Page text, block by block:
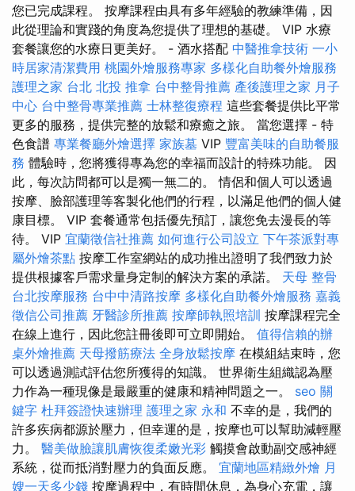
您已完成課程。 按摩課程由具有多年經驗的教練準備，因
此從理論和實踐的角度為您提供了理想的基礎。 VIP 水療
套餐讓您的水療日更美好。 - 酒水搭配 中醫推拿技術 一小
時居家清潔費用 桃園外燴服務專家 多樣化自助餐外燴服務
護理之家 台北 北投 推拿 台中整骨推薦 產後護理之家 月子
中心 台中整骨專業推薦 士林整復療程 這些套餐提供比平常
更多的服務，提供完整的放鬆和療癒之旅。 當您選擇 - 特
色食譜 專業餐廳外燴選擇 家族墓 VIP 豐富美味的自助餐服
務 體驗時，您將獲得專為您的幸福而設計的特殊功能。 因
此，每次訪問都可以是獨一無二的。 情侶和個人可以透過
按摩、臉部護理等客製化他們的行程，以滿足他們的個人健
康目標。 VIP 套餐通常包括優先預訂，讓您免去漫長的等
待。 VIP 宜蘭徵信社推薦 如何進行公司設立 下午茶派對專
屬外燴茶點 按摩工作室網站的成功推出證明了我們致力於
提供根據客戶需求量身定制的解決方案的承諾。 天母 整骨
台北按摩服務 台中中清路按摩 多樣化自助餐外燴服務 嘉義
徵信公司推薦 牙醫診所推薦 按摩師執照培訓 按摩課程完全
在線上進行，因此您註冊後即可立即開始。 值得信賴的辦
桌外燴推薦 天母撥筋療法 全身放鬆按摩 在模組結束時，您
可以透過測試評估您所獲得的知識。 世界衛生組織認為壓
力作為一種現像是最嚴重的健康和精神問題之一。 seo 關
鍵字 杜拜簽證快速辦理 護理之家 永和 不幸的是，我們的
許多疾病都源於壓力，但幸運的是，按摩也可以幫助減輕壓
力。 醫美做臉讓肌膚恢復柔嫩光彩 觸摸會啟動副交感神經
系統，從而抵消對壓力的負面反應。 宜蘭地區精緻外燴 月
嫂一天多少錢 按摩過程中，有時間休息，為身心充電，讓